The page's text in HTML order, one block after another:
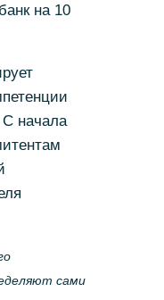
на 10
С начала
сами